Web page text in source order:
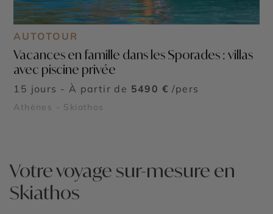
AUTOTOUR
Vacances en famille dans les Sporades : villas
avec piscine privée
15 jours - À partir de 5490 € /pers
Athènes - Skiathos
Votre voyage sur-mesure en
Skiathos